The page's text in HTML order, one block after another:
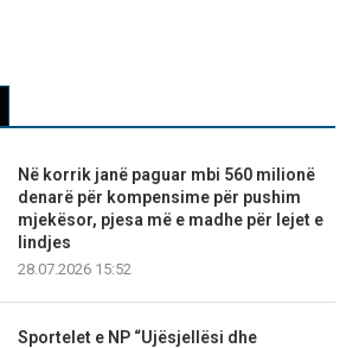
Në korrik janë paguar mbi 560 milionë
denarë për kompensime për pushim
mjekësor, pjesa më e madhe për lejet e
lindjes
28.07.2026 15:52
Sportelet e NP “Ujësjellësi dhe